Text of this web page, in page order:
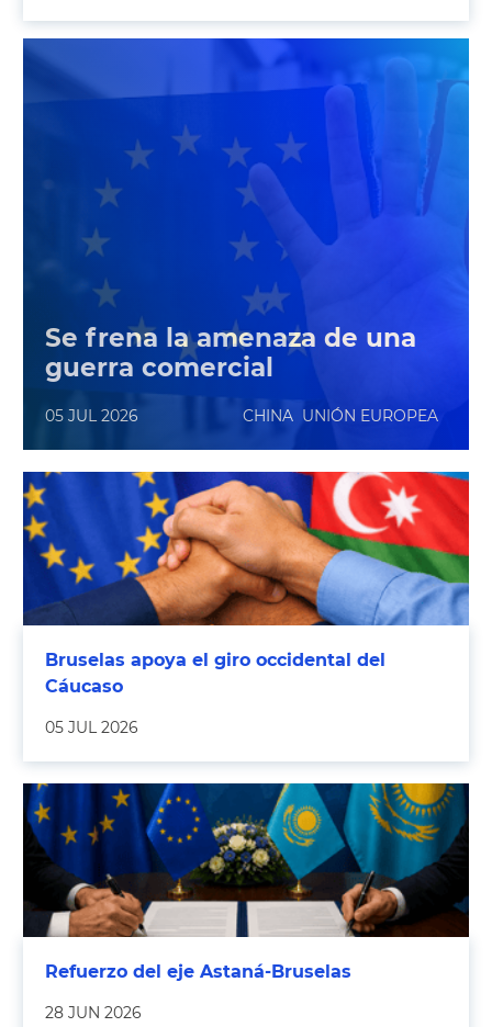
Se frena la amenaza de una
guerra comercial
05 JUL 2026 CHINA UNIÓN EUROPEA
Bruselas apoya el giro occidental del
Cáucaso
05 JUL 2026
Refuerzo del eje Astaná-Bruselas
28 JUN 2026